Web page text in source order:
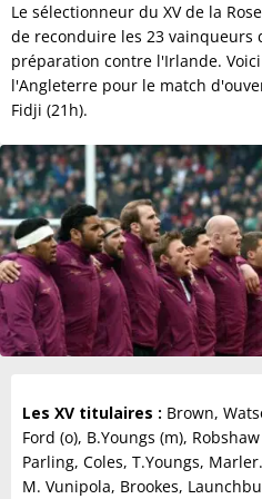
Le sélectionneur du XV de la
de reconduire les 23 vainqueurs
préparation contre l'Irlande.
l'Angleterre pour le match
Fidji (21h).
Les XV titulaires : Brown,
Ford (o), B.Youngs (m),
Parling, Coles, T.Youngs, Marler.
M. Vunipola, Brookes,